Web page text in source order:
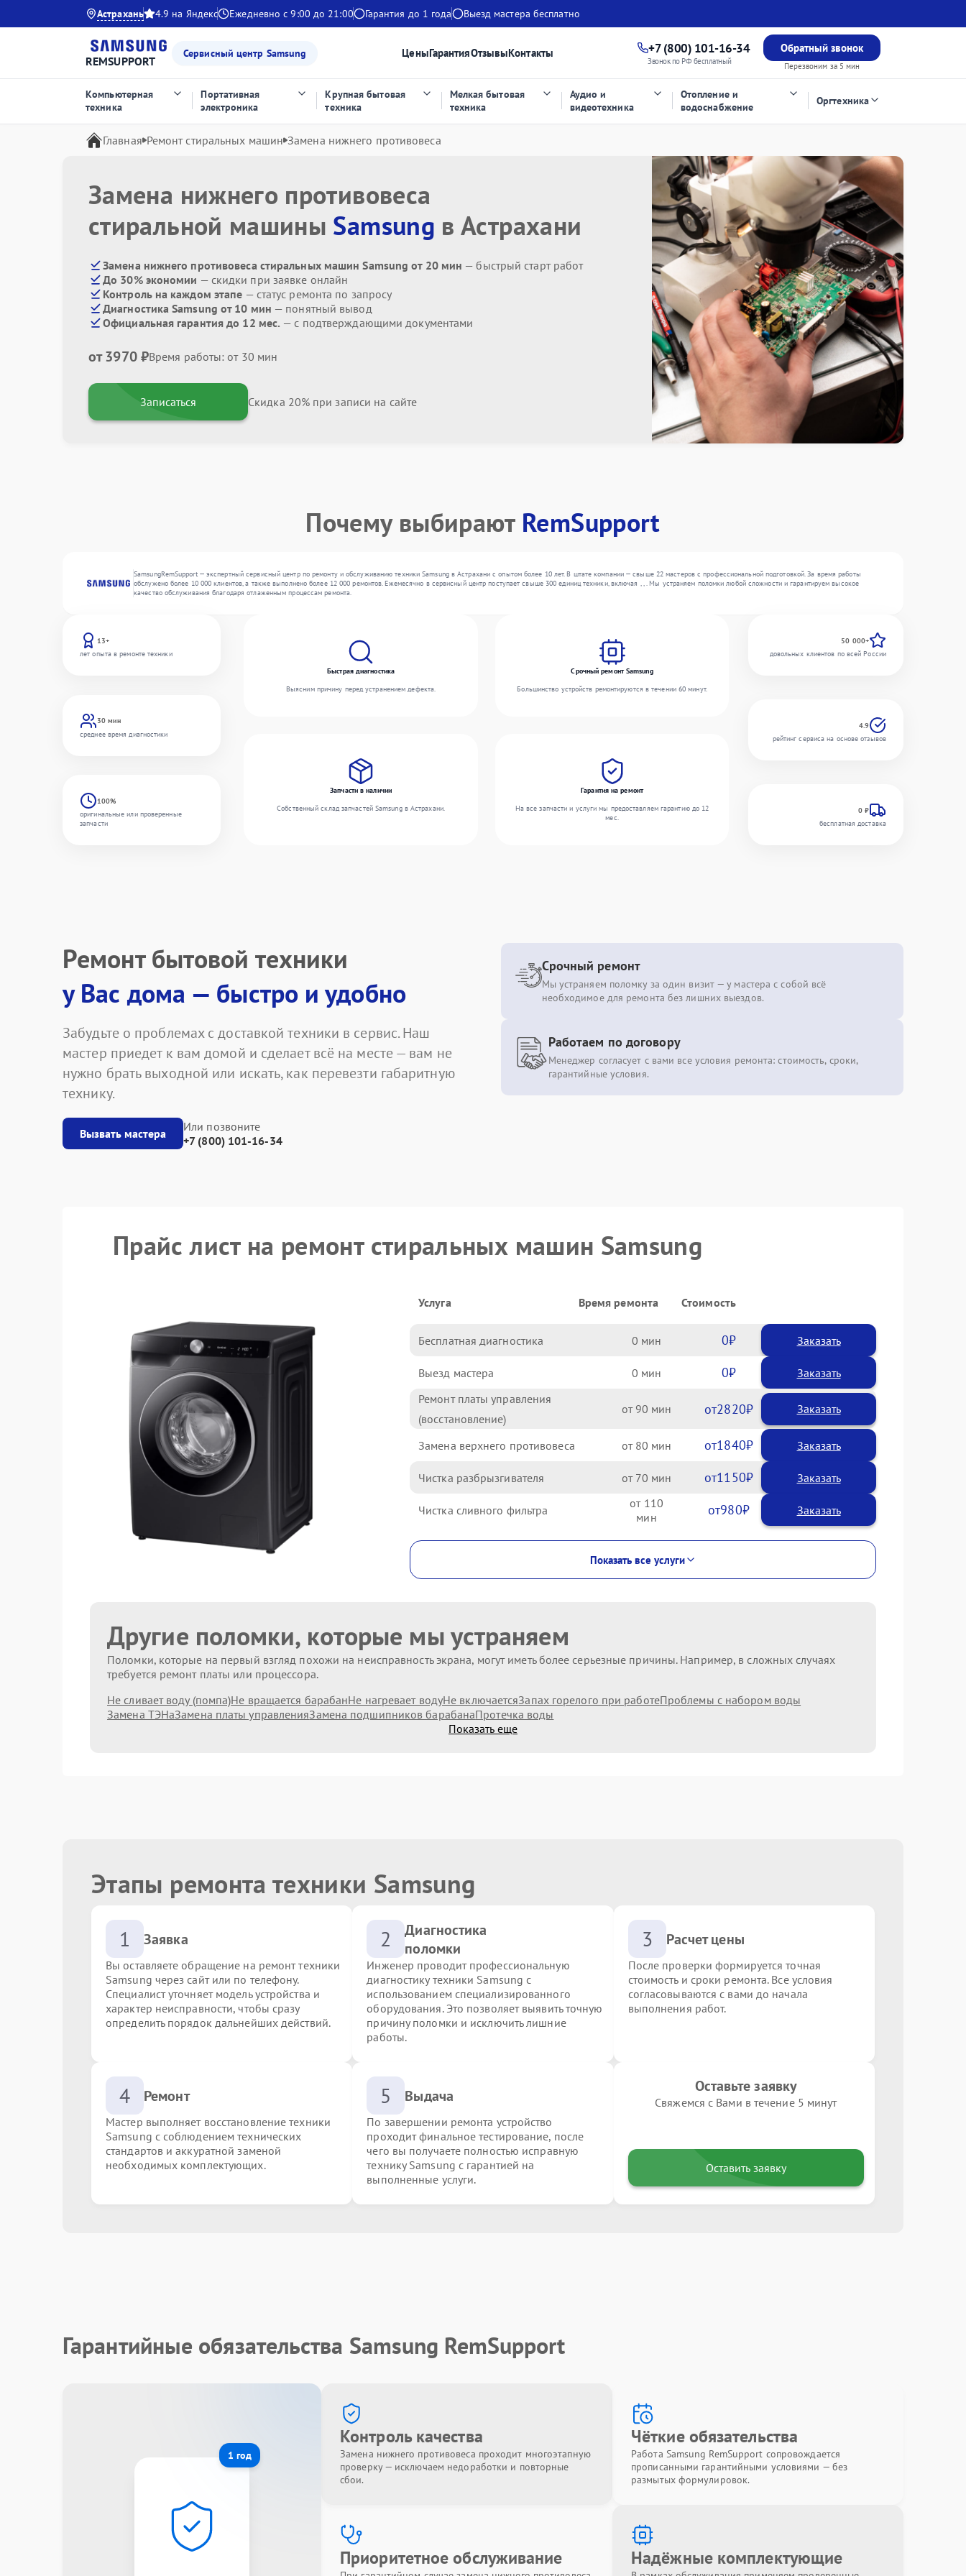
Астрахань 4.9 на Яндекс Ежедневно с 9:00 до 21:00 Гарантия до 1 года Выезд мастера бесплатно
REMSUPPORT
Сервисный центр Samsung ЦеныГарантияОтзывыКонтакты +7 (800) 101-16-34
Звонок по РФ бесплатный
Обратный звонок
Перезвоним за 5 мин
Компьютерная
техника
Портативная
электроника
Крупная бытовая
техника
Мелкая бытовая
техника
Аудио и
видеотехника
Отопление и
водоснабжение
Оргтехника
Главная Ремонт стиральных машин Замена нижнего противовеса
Замена нижнего противовеса
стиральной машины Samsung в Астрахани
Замена нижнего противовеса стиральных машин Samsung от 20 мин — быстрый старт работ
До 30% экономии — скидки при заявке онлайн
Контроль на каждом этапе — статус ремонта по запросу
Диагностика Samsung от 10 мин — понятный вывод
Официальная гарантия до 12 мес. — с подтверждающими документами
от 3970 ₽Время работы: от 30 мин
Записаться Скидка 20% при записи на сайте
Почему выбирают RemSupport
SamsungRemSupport — экспертный сервисный центр по ремонту и обслуживанию техники Samsung в Астрахани с опытом более 10 лет. В штате компании — свыше 22 мастеров с профессиональной подготовкой. За время работы
обслужено более 10 000 клиентов, а также выполнено более 12 000 ремонтов. Ежемесячно в сервисный центр поступает свыше 300 единиц техники, включая , , . Мы устраняем поломки любой сложности и гарантируем высокое
качество обслуживания благодаря отлаженным процессам ремонта.
13+
лет опыта в ремонте техники
30 мин
среднее время диагностики
100%
оригинальные или проверенные
запчасти
Быстрая диагностика
Выясним причину перед устранением дефекта.
Срочный ремонт Samsung
Большинство устройств ремонтируются в течении 60 минут.
Запчасти в наличии
Собственный склад запчастей Samsung в Астрахани.
Гарантия на ремонт
На все запчасти и услуги мы предоставляем гарантию до 12
мес.
50 000+
довольных клиентов по всей России
4.9
рейтинг сервиса на основе отзывов
0 ₽
бесплатная доставка
Ремонт бытовой техники
у Вас дома — быстро и удобно
Забудьте о проблемах с доставкой техники в сервис. Наш
мастер приедет к вам домой и сделает всё на месте — вам не
нужно брать выходной или искать, как перевезти габаритную
технику.
Вызвать мастера
Или позвоните
+7 (800) 101-16-34
Срочный ремонт
Мы устраняем поломку за один визит — у мастера с собой всё
необходимое для ремонта без лишних выездов.
Работаем по договору
Менеджер согласует с вами все условия ремонта: стоимость, сроки,
гарантийные условия.
Прайс лист на ремонт стиральных машин Samsung
Услуга Время ремонта Стоимость
Бесплатная диагностика 0 0 Заказать
Выезд мастера 0 0
Заказать
Ремонт платы управления
(восстановление)
90 2820
Замена верхнего противовеса 80 1840
Чистка разбрызгивателя 70 1150
Чистка сливного фильтра 110 980
Показать все услуги
Другие поломки, которые мы устраняем
Поломки, которые на первый взгляд похожи на неисправность экрана, могут иметь более серьезные причины. Например, в сложных случаях
требуется ремонт платы или процессора.
Не сливает воду (помпа)Не вращается барабанНе нагревает водуНе включаетсяЗапах горелого при работеПроблемы с набором воды
Замена ТЭНаЗамена платы управленияЗамена подшипников барабанаПротечка воды
Показать еще
Этапы ремонта техники Samsung
1 Заявка
Вы оставляете обращение на ремонт техники
Samsung через сайт или по телефону.
Специалист уточняет модель устройства и
характер неисправности, чтобы сразу
определить порядок дальнейших действий.
2
Диагностика
поломки
Инженер проводит профессиональную
диагностику техники Samsung с
использованием специализированного
оборудования. Это позволяет выявить точную
причину поломки и исключить лишние
работы.
3 Расчет цены
После проверки формируется точная
стоимость и сроки ремонта. Все условия
согласовываются с вами до начала
выполнения работ.
4 Ремонт
Мастер выполняет восстановление техники
Samsung с соблюдением технических
стандартов и аккуратной заменой
необходимых комплектующих.
5 Выдача
По завершении ремонта устройство
проходит финальное тестирование, после
чего вы получаете полностью исправную
технику Samsung с гарантией на
выполненные услуги.
Оставьте заявку
Свяжемся с Вами в течение 5 минут
Оставить заявку
Гарантийные обязательства Samsung RemSupport
1 год
Контроль качества
Замена нижнего противовеса проходит многоэтапную
проверку — исключаем недоработки и повторные
сбои.
Чёткие обязательства
Работа Samsung RemSupport сопровождается
прописанными гарантийными условиями — без
размытых формулировок.
Приоритетное обслуживание Надёжные комплектующие